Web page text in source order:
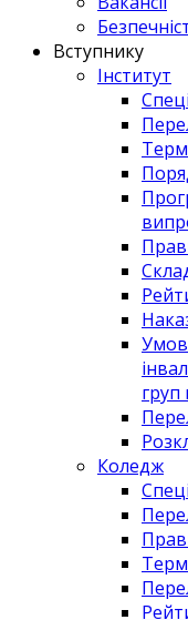
Вступнику
Інститут
Коледж